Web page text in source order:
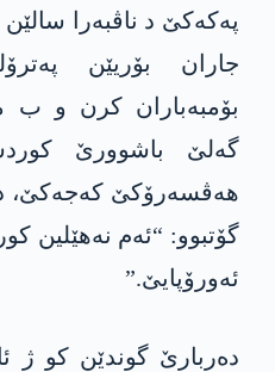
جاران بۆریێن
بۆمبەباران کرن و ب
گەلێ باشوورێ
گۆتبوو: “ئەم نەھێلین
ئەورۆپایێ.”
دەربارێ گوندێن کو ژ